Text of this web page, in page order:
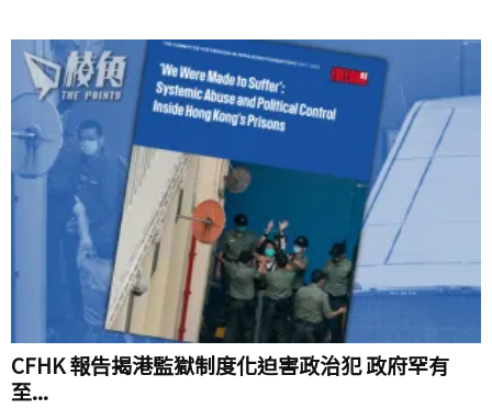
CFHK 報告揭港監獄制度化迫害政治犯 政府罕有
至...